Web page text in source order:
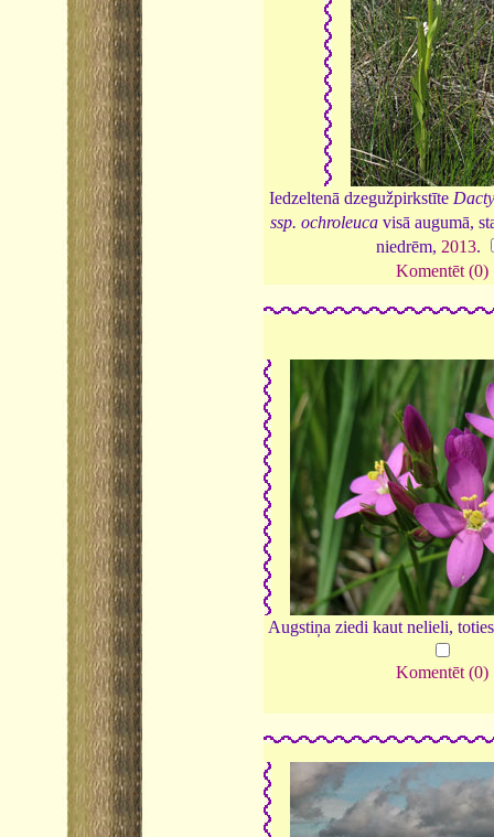
Iedzeltenā dzegužpirkstīte
ssp. ochroleuca visā augumā,
niedrēm, 2013.
Komentēt (0)
Augstiņa ziedi kaut nelieli,
Komentēt (0)